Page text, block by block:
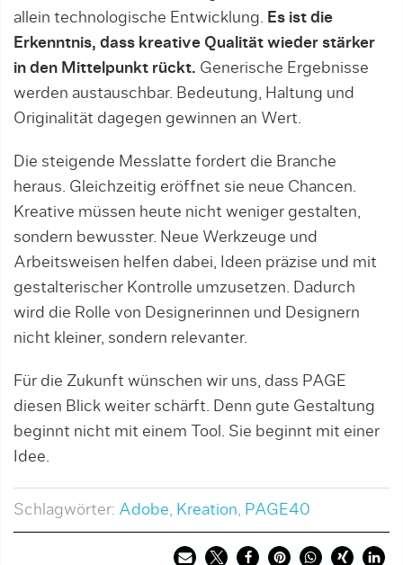
allein technologische Entwicklung. Es ist die
Erkenntnis, dass kreative Qualität wieder stärker
in den Mittelpunkt rückt. Generische Ergebnisse
werden austauschbar. Bedeutung, Haltung und
Originalität dagegen gewinnen an Wert.
Die steigende Messlatte fordert die Branche
heraus. Gleichzeitig eröffnet sie neue Chancen.
Kreative müssen heute nicht weniger gestalten,
sondern bewusster. Neue Werkzeuge und
Arbeitsweisen helfen dabei, Ideen präzise und mit
gestalterischer Kontrolle umzusetzen. Dadurch
wird die Rolle von Designerinnen und Designern
nicht kleiner, sondern relevanter.
Für die Zukunft wünschen wir uns, dass PAGE
diesen Blick weiter schärft. Denn gute Gestaltung
beginnt nicht mit einem Tool. Sie beginnt mit einer
Idee.
Schlagwörter: Adobe, Kreation, PAGE40